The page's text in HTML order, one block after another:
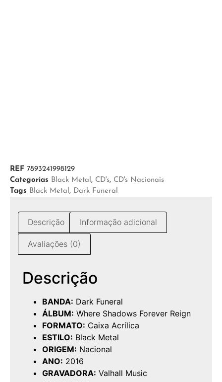
REF 7893241998129
Categorias Black Metal , CD's, CD's Nacionais
Tags Black Metal , Dark Funeral
Descrição Informação adicional
Avaliações (0)
Descrição
BANDA: Dark Funeral
ÁLBUM: Where Shadows Forever Reign
FORMATO: Caixa Acrílica
ESTILO: Black Metal
ORIGEM: Nacional
ANO: 2016
GRAVADORA: Valhall Music